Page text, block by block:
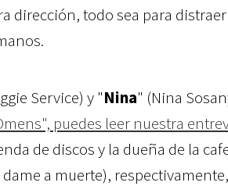
dirección, todo sea para
Service) y "Nina" (Nina
puedes leer nuestra
de discos y la dueña de la
dame a muerte),